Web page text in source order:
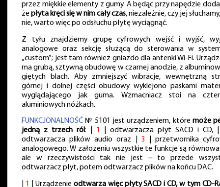
przez miękkie elementy z gumy. A będąc przy napędzie
żepłyta kręci się w nim cały czas, niezależnie, czy jej
nie, warto więc po odsłuchu płytę wyciągnąć.
Z tyłu znajdziemy grupę cyfrowych wejść i wyjść,
analogowe oraz sekcję służącą do sterowania w
„custom”; jest tam również gniazdo dla antenki Wi-Fi.
ma grubą, sztywną obudowę w czarnej anodzie, z
giętych blach. Aby zmniejszyć wibracje, wewnętrzną
górnej i dolnej części obudowy wyklejono paskami
wyglądającego jak guma. Wzmacniacz stoi na
aluminiowych nóżkach.
FUNKCJONALNOŚĆ № 5101 jest urządzeniem, które może
jedną z trzech ról: | 1
| odtwarzacza płyt SACD i CD,
odtwarzacza plików audio oraz | 3
| przetwornika
analogowego. W założeniu wszystkie te funkcje są
ale w rzeczywistości tak nie jest – to przede
odtwarzacz płyt, potem odtwarzacz plików na końcu DAC.
1 | Urządzenie odtwarza więc płyty SACD i CD, w tym CD-